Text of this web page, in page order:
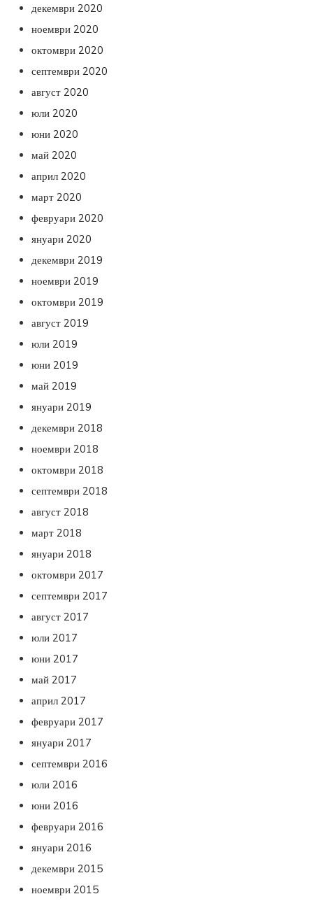
декември 2020
ноември 2020
октомври 2020
септември 2020
август 2020
юли 2020
юни 2020
май 2020
април 2020
март 2020
февруари 2020
януари 2020
декември 2019
ноември 2019
октомври 2019
август 2019
юли 2019
юни 2019
май 2019
януари 2019
декември 2018
ноември 2018
октомври 2018
септември 2018
август 2018
март 2018
януари 2018
октомври 2017
септември 2017
август 2017
юли 2017
юни 2017
май 2017
април 2017
февруари 2017
януари 2017
септември 2016
юли 2016
юни 2016
февруари 2016
януари 2016
декември 2015
ноември 2015